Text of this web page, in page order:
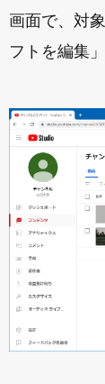
画面で、対
フトを編集